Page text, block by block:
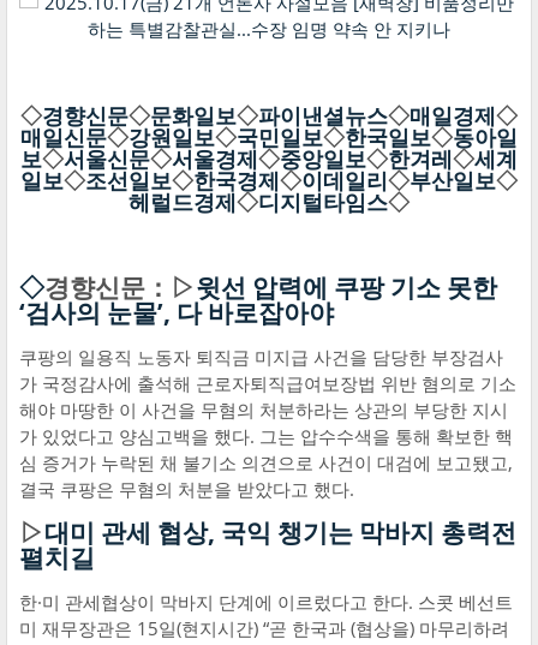
◇경향신문◇문화일보◇파이낸셜뉴스◇매일경제◇
매일신문◇강원일보◇국민일보◇한국일보◇동아일
보◇서울신문◇서울경제◇중앙일보◇한겨레◇세계
일보◇조선일보◇한국경제◇이데일리◇부산일보◇
헤럴드경제◇디지털타임스◇
◇경향신문：▷윗선 압력에 쿠팡 기소 못한
‘검사의 눈물’, 다 바로잡아야
쿠팡의 일용직 노동자 퇴직금 미지급 사건을 담당한 부장검사
가 국정감사에 출석해 근로자퇴직급여보장법 위반 혐의로 기소
해야 마땅한 이 사건을 무혐의 처분하라는 상관의 부당한 지시
가 있었다고 양심고백을 했다. 그는 압수수색을 통해 확보한 핵
심 증거가 누락된 채 불기소 의견으로 사건이 대검에 보고됐고,
결국 쿠팡은 무혐의 처분을 받았다고 했다.
▷대미 관세 협상, 국익 챙기는 막바지 총력전
펼치길
한·미 관세협상이 막바지 단계에 이르렀다고 한다. 스콧 베선트
미 재무장관은 15일(현지시간) “곧 한국과 (협상을) 마무리하려